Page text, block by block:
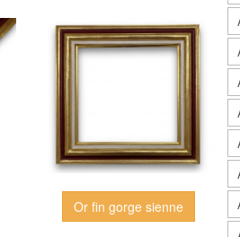
Or fin gorge sienne